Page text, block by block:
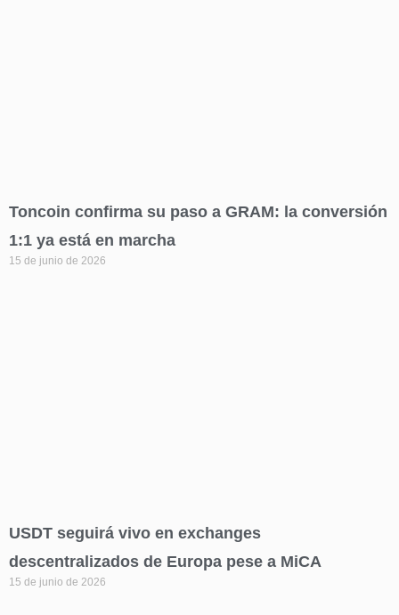
Toncoin confirma su paso a GRAM: la conversión
1:1 ya está en marcha
15 de junio de 2026
USDT seguirá vivo en exchanges
descentralizados de Europa pese a MiCA
15 de junio de 2026